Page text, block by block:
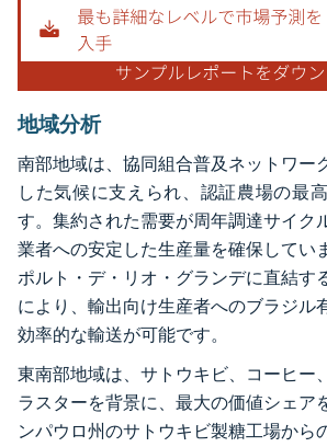
地域分析
南部地域は、協同組合普及ネットワー
した気候に支えられ、認証農場の最
す。集約された需要が周年調達サイク
業者への安定した生産量を確保してい
ポルト・デ・リオ・グランデに直結す
により、輸出向け生産者へのブラジル
効率的な輸送が可能です。
東南部地域は、サトウキビ、コーヒー
ラスターを背景に、最大の価値シェア
ンパウロ州のサトウキビ製糖工場から